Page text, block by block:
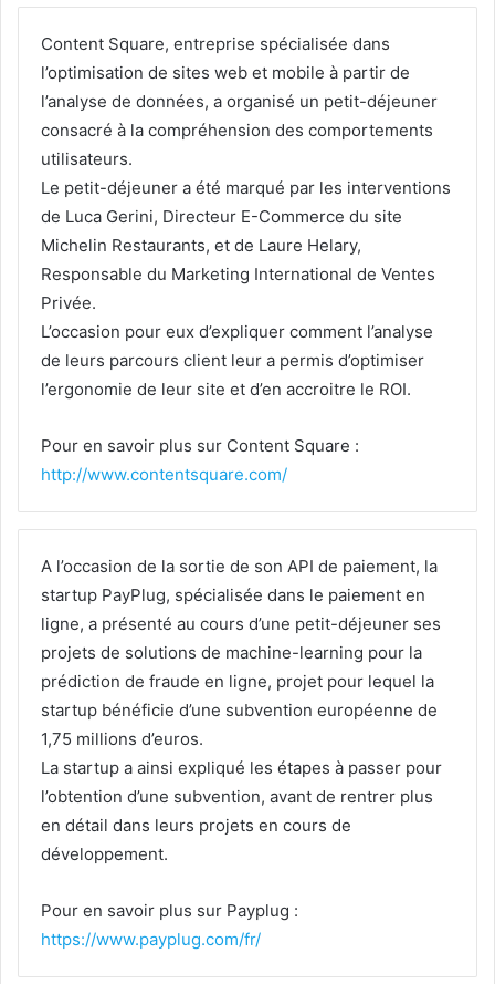
Content Square, entreprise spécialisée dans
l’optimisation de sites web et mobile à partir de
l’analyse de données, a organisé un petit-déjeuner
consacré à la compréhension des comportements
utilisateurs.
Le petit-déjeuner a été marqué par les interventions
de Luca Gerini, Directeur E-Commerce du site
Michelin Restaurants, et de Laure Helary,
Responsable du Marketing International de Ventes
Privée.
L’occasion pour eux d’expliquer comment l’analyse
de leurs parcours client leur a permis d’optimiser
l’ergonomie de leur site et d’en accroitre le ROI.
Pour en savoir plus sur Content Square :
http://www.contentsquare.com/
A l’occasion de la sortie de son API de paiement, la
startup PayPlug, spécialisée dans le paiement en
ligne, a présenté au cours d’une petit-déjeuner ses
projets de solutions de machine-learning pour la
prédiction de fraude en ligne, projet pour lequel la
startup bénéficie d’une subvention européenne de
1,75 millions d’euros.
La startup a ainsi expliqué les étapes à passer pour
l’obtention d’une subvention, avant de rentrer plus
en détail dans leurs projets en cours de
développement.
Pour en savoir plus sur Payplug :
https://www.payplug.com/fr/